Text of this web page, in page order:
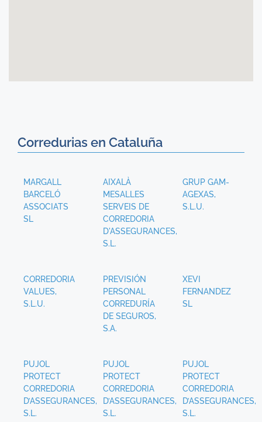
Corredurias en Cataluña
MARGALL
BARCELÓ
ASSOCIATS
SL
AIXALÀ
MESALLES
SERVEIS DE
CORREDORIA
D'ASSEGURANCES,
S.L.
GRUP GAM-
AGEXAS,
S.L.U.
CORREDORIA
VALUES,
S.L.U.
PREVISIÓN
PERSONAL
CORREDURÍA
DE SEGUROS,
S.A.
XEVI
FERNANDEZ
SL
PUJOL
PROTECT
CORREDORIA
D’ASSEGURANCES,
S.L.
PUJOL
PROTECT
CORREDORIA
D’ASSEGURANCES,
S.L.
PUJOL
PROTECT
CORREDORIA
D’ASSEGURANCES,
S.L.